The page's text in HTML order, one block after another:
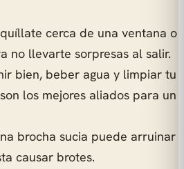
cerca de una ventana o
no llevarte sorpresas al salir.
bien, beber agua y limpiar tu
los mejores aliados para un
brocha sucia puede arruinar
causar brotes.